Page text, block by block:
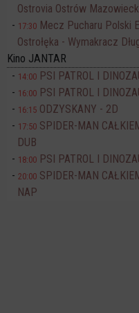
Ostrovia Ostrów
17:30 Mecz Pucharu Polski
Ostrołęka - Wymakracz
Kino JANTAR
14:00 PSI PATROL I
16:00 PSI PATROL I
16:15 ODZYSKANY - 2D
17:50 SPIDER-MAN
DUB
18:00 PSI PATROL I
20:00 SPIDER-MAN
NAP